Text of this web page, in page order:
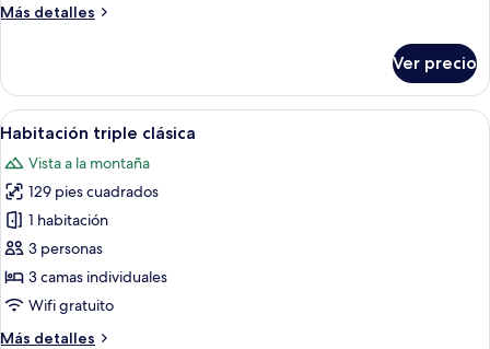
Más detalles
Más
superior
Ver precio
Abrir
todas
las
fotos
de
Habitación
triple
clásica
Habitación de hotel con dos camas,
6
Habitación triple clásica
Vista a la montaña
129 pies cuadrados
1 habitación
3 personas
3 camas individuales
Wifi gratuito
Más detalles
Más